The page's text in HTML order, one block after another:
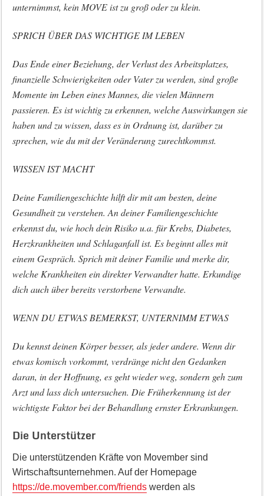
unternimmst, kein MOVE ist zu groß oder zu klein.
SPRICH ÜBER DAS WICHTIGE IM LEBEN
Das Ende einer Beziehung, der Verlust des Arbeitsplatzes,
finanzielle Schwierigkeiten oder Vater zu werden, sind große
Momente im Leben eines Mannes, die vielen Männern
passieren. Es ist wichtig zu erkennen, welche Auswirkungen sie
haben und zu wissen, dass es in Ordnung ist, darüber zu
sprechen, wie du mit der Veränderung zurechtkommst.
WISSEN IST MACHT
Deine Familiengeschichte hilft dir mit am besten, deine
Gesundheit zu verstehen. An deiner Familiengeschichte
erkennst du, wie hoch dein Risiko u.a. für Krebs, Diabetes,
Herzkrankheiten und Schlaganfall ist. Es beginnt alles mit
einem Gespräch. Sprich mit deiner Familie und merke dir,
welche Krankheiten ein direkter Verwandter hatte. Erkundige
dich auch über bereits verstorbene Verwandte.
WENN DU ETWAS BEMERKST, UNTERNIMM ETWAS
Du kennst deinen Körper besser, als jeder andere. Wenn dir
etwas komisch vorkommt, verdränge nicht den Gedanken
daran, in der Hoffnung, es geht wieder weg, sondern geh zum
Arzt und lass dich untersuchen. Die Früherkennung ist der
wichtigste Faktor bei der Behandlung ernster Erkrankungen.
Die Unterstützer
Die unterstützenden Kräfte von Movember sind
Wirtschaftsunternehmen. Auf der Homepage
https://de.movember.com/friendswerden als